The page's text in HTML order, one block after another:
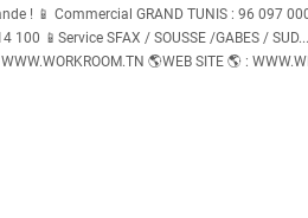
! 📱 Commercial GRAND TUNIS : 96 097
100 📱Service SFAX / SOUSSE /GABES /
🌎WEB SITE 🌎 :